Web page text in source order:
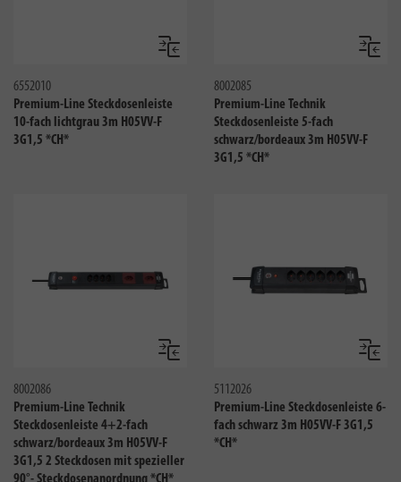
Vergleichen
6552010
Premium-Line Steckdosenleiste
10-fach lichtgrau 3m H05VV-F
3G1,5 *CH*
8002085
Premium-Line Technik
Steckdosenleiste 5-fach
schwarz/bordeaux 3m H05VV-F
3G1,5 *CH*
Vergleichen
8002086
Premium-Line Technik
Steckdosenleiste 4+2-fach
schwarz/bordeaux 3m H05VV-F
3G1,5 2 Steckdosen mit spezieller
5112026
Premium-Line Steckdosenleiste 6-
fach schwarz 3m H05VV-F 3G1,5
*CH*